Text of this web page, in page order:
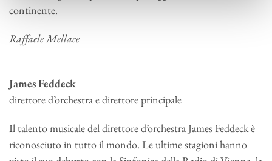
continente.
Raffaele Mellace
James Feddeck
direttore d’orchestra e direttore principale
Il talento musicale del direttore d’orchestra James Feddeck è
riconosciuto in tutto il mondo. Le ultime stagioni hanno